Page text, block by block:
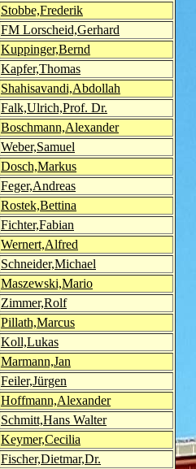
Stobbe,Frederik
FM Lorscheid,Gerhard
Kuppinger,Bernd
Kapfer,Thomas
Shahisavandi,Abdollah
Falk,Ulrich,Prof. Dr.
Boschmann,Alexander
Weber,Samuel
Dosch,Markus
Feger,Andreas
Rostek,Bettina
Fichter,Fabian
Wernert,Alfred
Schneider,Michael
Maszewski,Mario
Zimmer,Rolf
Pillath,Marcus
Koll,Lukas
Marmann,Jan
Feiler,Jürgen
Hoffmann,Alexander
Schmitt,Hans Walter
Keymer,Cecilia
Fischer,Dietmar,Dr.